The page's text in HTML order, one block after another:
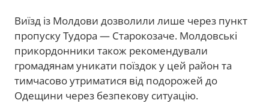
Виїзд із Молдови дозволили лише через пункт
пропуску Тудора — Старокозаче. Молдовські
прикордонники також рекомендували
громадянам уникати поїздок у цей район та
тимчасово утриматися від подорожей до
Одещини через безпекову ситуацію.